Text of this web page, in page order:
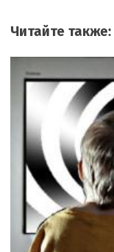
Читайте также: